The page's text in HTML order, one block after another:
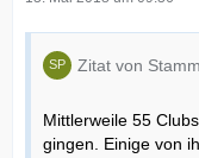
Zitat von
Mittlerweile 55
gingen. Einige von